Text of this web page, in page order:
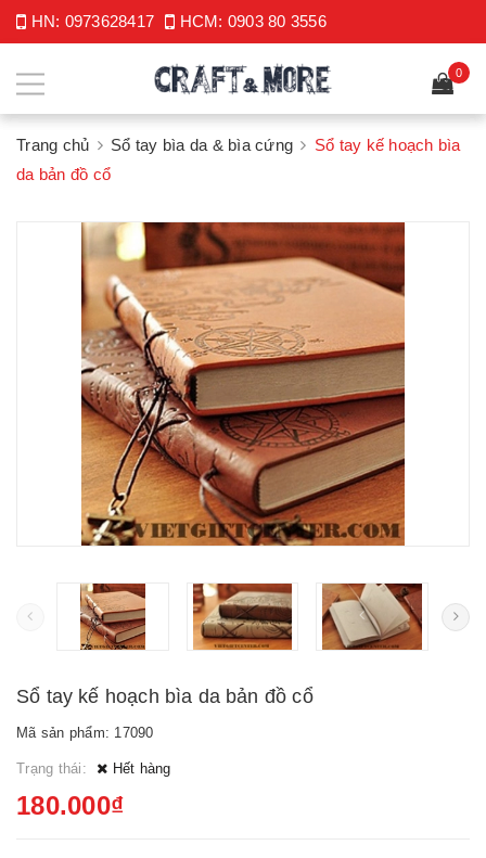
HN: 0973628417 HCM: 0903 80 3556
0
Trang chủ Sổ tay bìa da & bìa cứng
Sổ tay kế hoạch bìa
da bản đồ cổ
Sổ tay kế hoạch bìa da bản đồ cổ
Mã sản phẩm: 17090
Trạng thái: Hết hàng
180.000₫